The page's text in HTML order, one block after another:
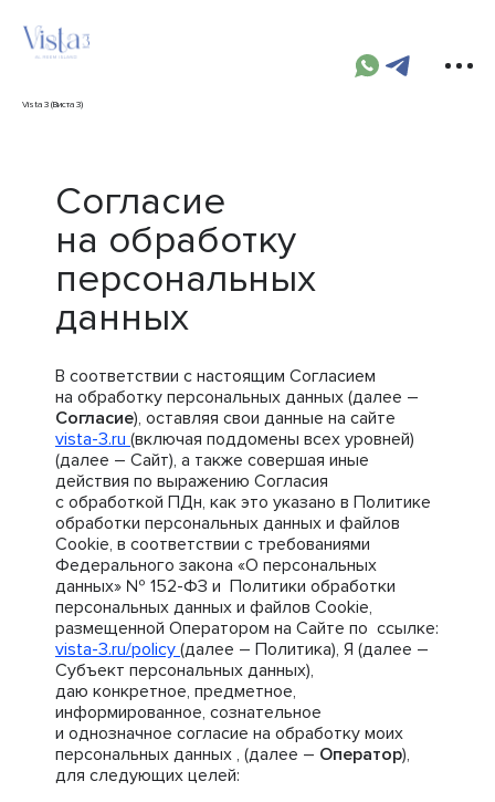
Vista 3 (Виста 3)
Согласие
на обработку
персональных
данных
В соответствии с настоящим Согласием
на обработку персональных данных (далее –
Согласие), оставляя свои данные на сайте
vista-3.ru (включая поддомены всех уровней)
(далее – Сайт), а также совершая иные
действия по выражению Согласия
с обработкой ПДн, как это указано в Политике
обработки персональных данных и файлов
Cookie, в соответствии с требованиями
Федерального закона «О персональных
данных» № 152-ФЗ и Политики обработки
персональных данных и файлов Cookie,
размещенной Оператором на Сайте по ссылке:
vista-3.ru/policy (далее – Политика), Я (далее –
Субъект персональных данных),
даю конкретное, предметное,
информированное, сознательное
и однозначное согласие на обработку моих
персональных данных , (далее – Оператор),
для следующих целей: